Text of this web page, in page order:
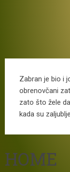
Zabran je bio i
obrenovčani
zato što žele
kada su
HOME